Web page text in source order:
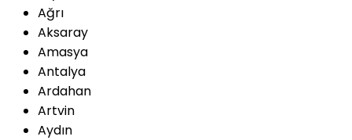
Ağrı
Aksaray
Amasya
Antalya
Ardahan
Artvin
Aydın